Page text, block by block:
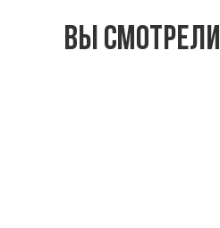
Вы смотрели